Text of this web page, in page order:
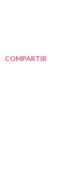
COMPARTIR